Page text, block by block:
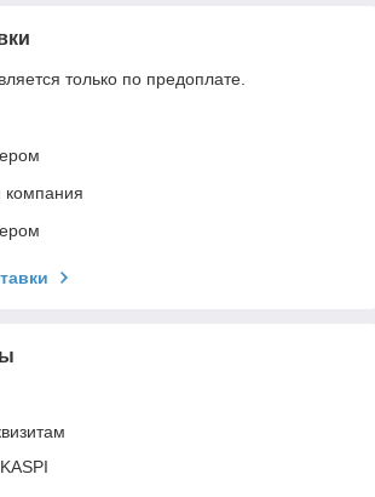
только по предоплате.
компания